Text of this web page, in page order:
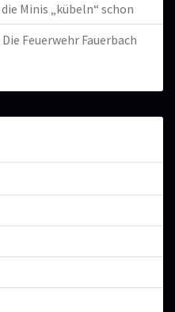
Minis „kübeln“ schon
Die Feuerwehr Fauerbach